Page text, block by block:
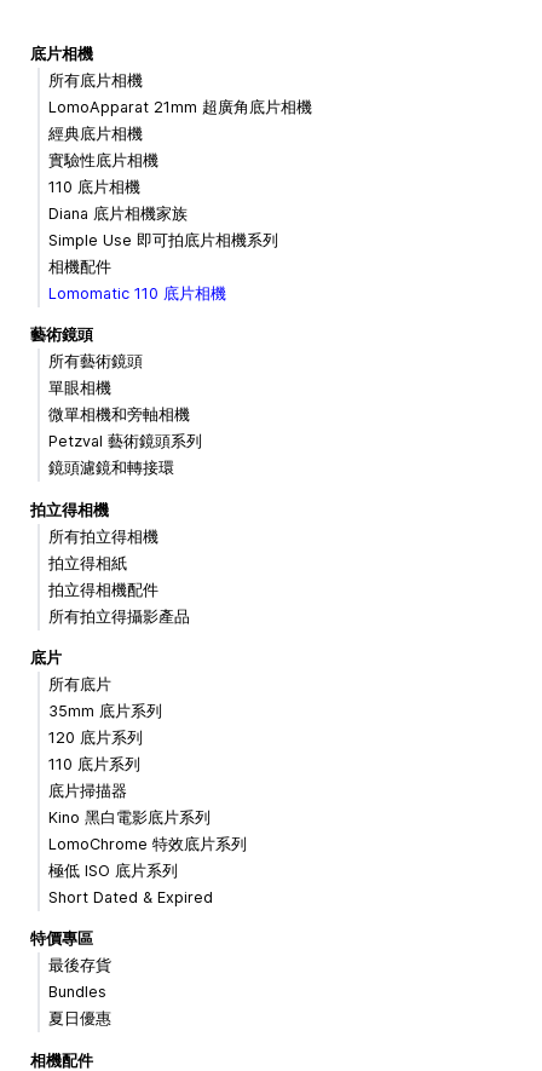
底片相機
所有底片相機
LomoApparat 21mm 超廣角底片相機
經典底片相機
實驗性底片相機
110 底片相機
Diana 底片相機家族
Simple Use 即可拍底片相機系列
相機配件
Lomomatic 110 底片相機
藝術鏡頭
所有藝術鏡頭
單眼相機
微單相機和旁軸相機
Petzval 藝術鏡頭系列
鏡頭濾鏡和轉接環
拍立得相機
所有拍立得相機
拍立得相紙
拍立得相機配件
所有拍立得攝影產品
底片
所有底片
35mm 底片系列
120 底片系列
110 底片系列
底片掃描器
Kino 黑白電影底片系列
LomoChrome 特效底片系列
極低 ISO 底片系列
Short Dated & Expired
特價專區
最後存貨
Bundles
夏日優惠
相機配件